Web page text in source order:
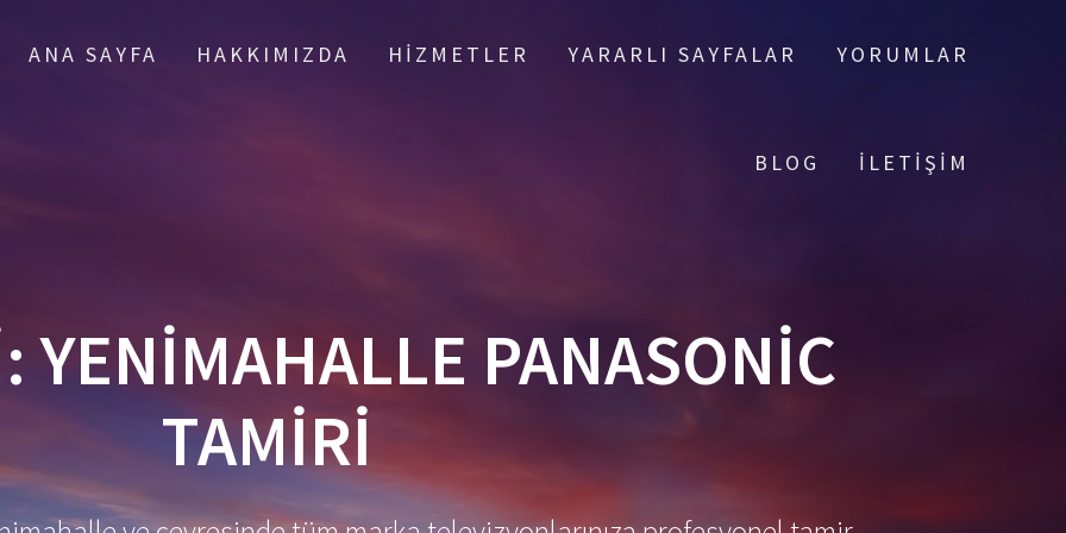
ANA SAYFA HAKKIMIZDA HIZMETLER YARARLI SAYFALAR YORUMLAR
BLOG İLETIŞIM
YENIMAHALLE PANASONIC
TAMIRI